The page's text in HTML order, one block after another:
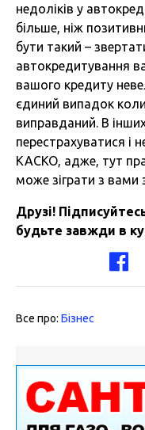
недоліків у
більше, ніж
бути такий –
автокредитування
вашого кредиту
єдиний випадок
виправданий. В
перестрахуватися і
КАСКО, адже, тут
може зіграти з вами
Друзі!
будьте завжди в
Все про: Бізнес